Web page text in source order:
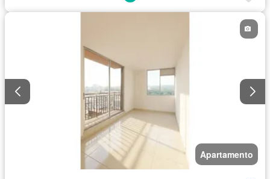
Apartamento